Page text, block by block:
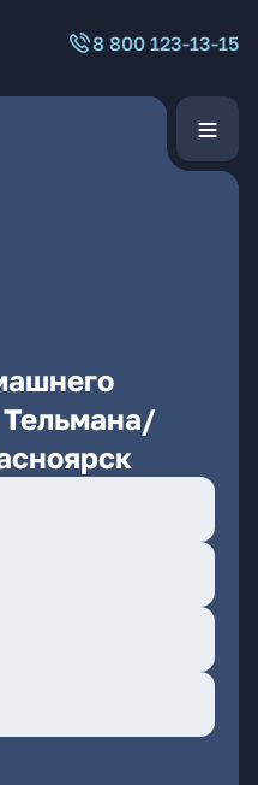
8 800 123-13-15
Тельмана/